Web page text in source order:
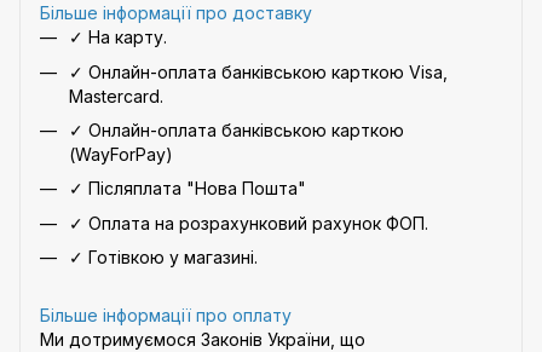
Більше інформації про доставку
✓ На карту.
✓ Онлайн-оплата банківською карткою Visa,
Mastercard.
✓ Онлайн-оплата банківською карткою
(WayForPay)
✓ Післяплата "Нова Пошта"
✓ Оплата на розрахунковий рахунок ФОП.
✓ Готівкою у магазині.
Більше інформації про оплату
Ми дотримуємося Законів України, що